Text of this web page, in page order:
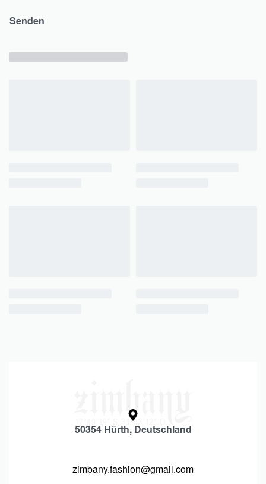
50354 Hürth, Deutschland
zimbany.fashion@gmail.com